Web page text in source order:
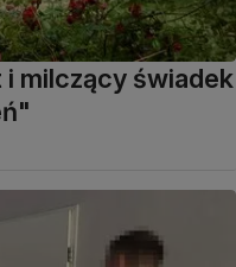
milczący świadek